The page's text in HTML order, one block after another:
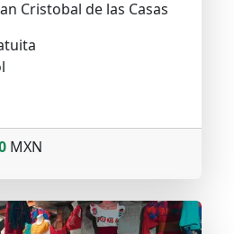
Cristobal de las Casas
MXN